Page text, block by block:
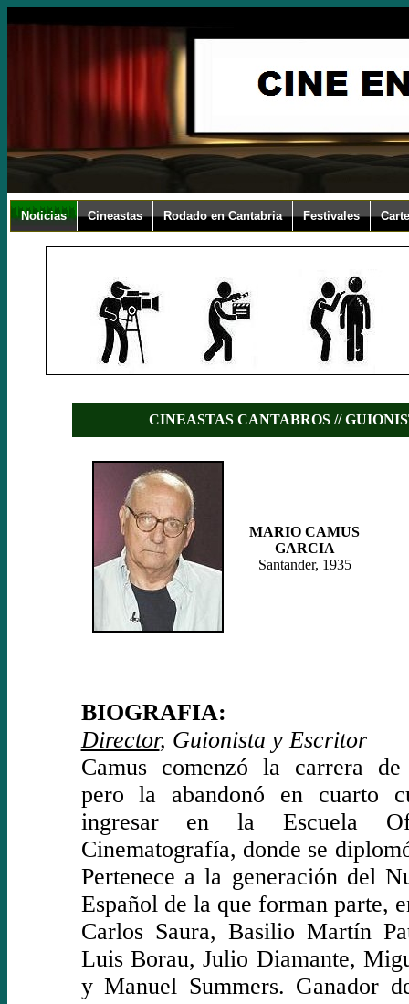
Noticias Cineastas Rodado en Cantabria Festivales
CINEASTAS CANTABROS //
MARIO CAMUS
GARCIA
Santander, 1935
BIOGRAFIA:
Director, Guionista y Escritor
Camus comenzó la carrera de
pero la abandonó en cuarto
ingresar en la Escuela
Cinematografía, donde se
Pertenece a la generación del
Español de la que forman parte,
Carlos Saura, Basilio Martín
Luis Borau, Julio Diamante,
y Manuel Summers. Ganador